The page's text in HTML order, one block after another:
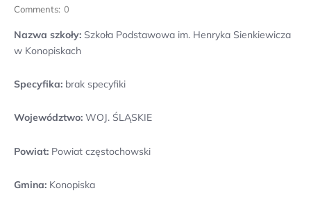
Comments: 0
Nazwa szkoły: Szkoła Podstawowa im. Henryka Sienkiewicza
w Konopiskach
Specyfika: brak specyfiki
Województwo: WOJ. ŚLĄSKIE
Powiat: Powiat częstochowski
Gmina: Konopiska